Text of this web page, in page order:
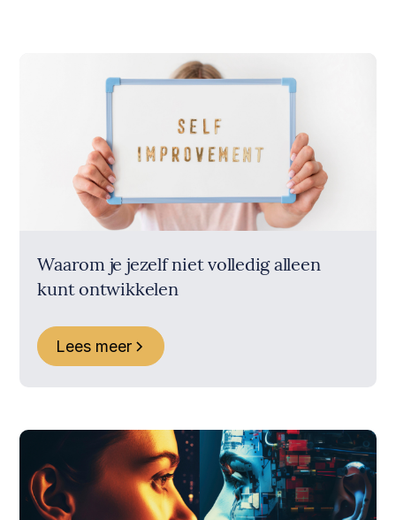
Waarom je jezelf niet volledig alleen
kunt ontwikkelen
Lees meer